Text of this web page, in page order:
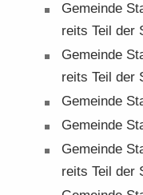
Ge­mein­de
reits Teil der
Ge­mein­de
reits Teil der
Ge­mein­de
Ge­mein­de
Ge­mein­de
reits Teil der